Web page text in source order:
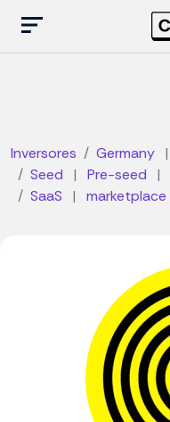
Inversores Germany |
Seed
| Pre-seed |
SaaS
| marketplace